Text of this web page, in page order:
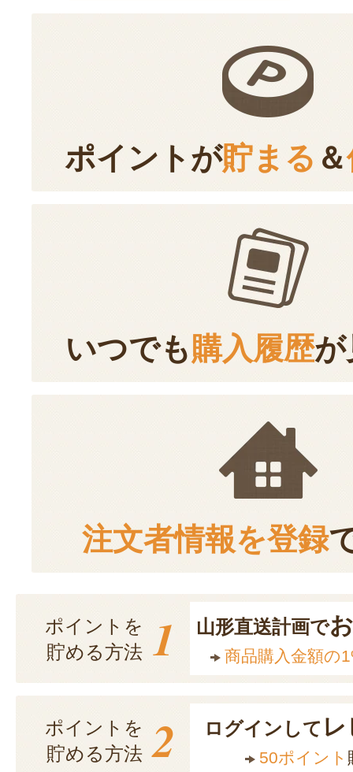
ポイントが貯まる ＆
いつでも購入履歴が
注文者情報を登録
ポイントを
貯める方法 1 山形直送計画で
商品購入金額の
ポイントを
貯める方法 2 ログインして
50ポイント